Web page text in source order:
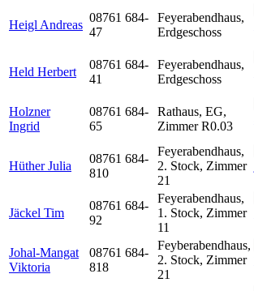
Heigl Andreas
08761 684-
47
Feyerabendhaus,
Erdgeschoss
Held Herbert
08761 684-
41
Feyerabendhaus,
Erdgeschoss
Holzner
Ingrid
08761 684-
65
Rathaus, EG,
Zimmer R0.03
Hüther Julia
08761 684-
810
Feyerabendhaus,
2. Stock, Zimmer
21
Jäckel Tim
08761 684-
92
Feyerabendhaus,
1. Stock, Zimmer
11
Johal-Mangat
Viktoria
08761 684-
818
Feyberabendhaus,
2. Stock, Zimmer
21